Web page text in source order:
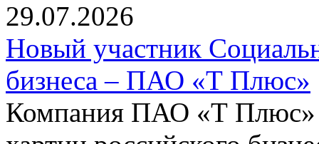
29.07.2026
Новый участник
бизнеса – ПАО «Т Плюс»
Компания ПАО «Т Плюс»